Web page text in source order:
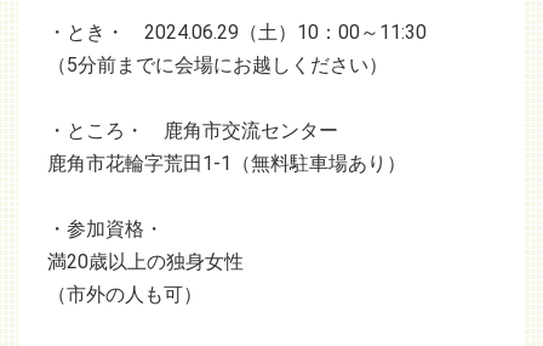
・とき・ 2024.06.29（土）10：00～11:30
（5分前までに会場にお越しください）
・ところ・ 鹿角市交流センター
鹿角市花輪字荒田1-1（無料駐車場あり）
・参加資格・
満20歳以上の独身女性
（市外の人も可）